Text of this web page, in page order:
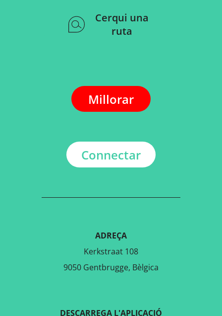
Cerqui una
ruta
Millorar
Connectar
ADREÇA
Kerkstraat 108
9050 Gentbrugge, Bèlgica
DESCARREGA L'APLICACIÓ